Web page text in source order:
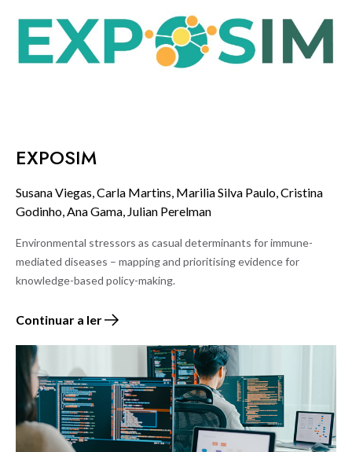
EXPOSIM
Susana Viegas, Carla Martins, Marilia Silva Paulo, Cristina
Godinho, Ana Gama, Julian Perelman
Environmental stressors as casual determinants for immune-
mediated diseases – mapping and prioritising evidence for
knowledge-based policy-making.
Continuar a ler